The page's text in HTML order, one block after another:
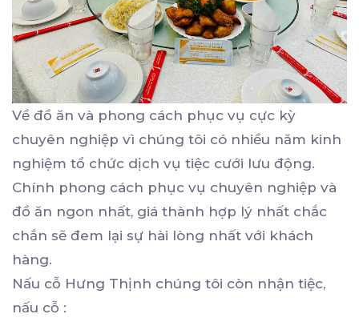
Về đồ ăn và phong cách phục vụ cực kỳ
chuyên nghiệp vì chúng tôi có nhiều năm kinh
nghiệm tổ chức dịch vụ tiệc cưới lưu động.
Chính phong cách phục vụ chuyên nghiệp và
đồ ăn ngon nhất, giá thành hợp lý nhất chắc
chắn sẽ đem lại sự hài lòng nhất với khách
hàng.
Nấu cỗ Hưng Thịnh chúng tôi còn nhận tiệc,
nấu cỗ :